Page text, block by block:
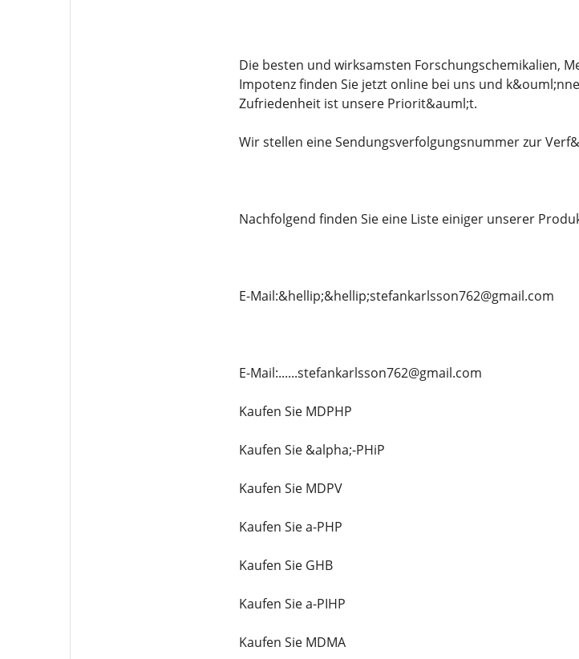
Die besten und wirksamsten Forschungschemikalien,
Impotenz finden Sie jetzt online bei uns und
Zufriedenheit ist unsere Priorit&auml;t.
Wir stellen eine Sendungsverfolgungsnummer zur
Nachfolgend finden Sie eine Liste einiger unserer
E-Mail:&hellip;&hellip;stefankarlsson762@gmail.com
E-Mail:......stefankarlsson762@gmail.com
Kaufen Sie MDPHP
Kaufen Sie &alpha;-PHiP
Kaufen Sie MDPV
Kaufen Sie a-PHP
Kaufen Sie GHB
Kaufen Sie a-PIHP
Kaufen Sie MDMA